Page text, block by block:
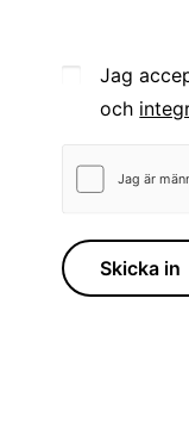
Jag
och
Skicka in